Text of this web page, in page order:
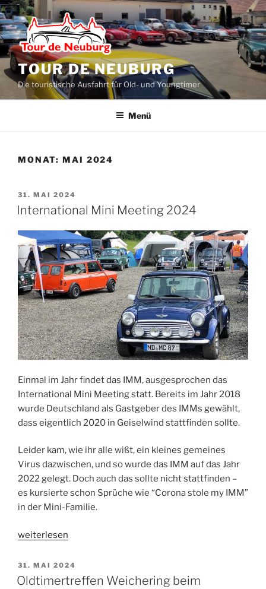
Zum
Inhalt
springen
TOUR DE NEUBURG
Die touristische Ausfahrt für Old- und Youngtimer
Menü
MONAT: MAI 2024
VERÖFFENTLICHT
AM
31. MAI 2024
International Mini Meeting 2024
Einmal im Jahr findet das IMM, ausgesprochen das
International Mini Meeting statt. Bereits im Jahr 2018
wurde Deutschland als Gastgeber des IMMs gewählt,
dass eigentlich 2020 in Geiselwind stattfinden sollte.
Leider kam, wie ihr alle wißt, ein kleines gemeines
Virus dazwischen, und so wurde das IMM auf das Jahr
2022 gelegt. Doch auch das sollte nicht stattfinden –
es kursierte schon Sprüche wie “Corona stole my IMM”
in der Mini-Familie.
„International
Meeting
2024“
weiterlesen
VERÖFFENTLICHT
AM
31. MAI 2024
Oldtimertreffen Weichering beim